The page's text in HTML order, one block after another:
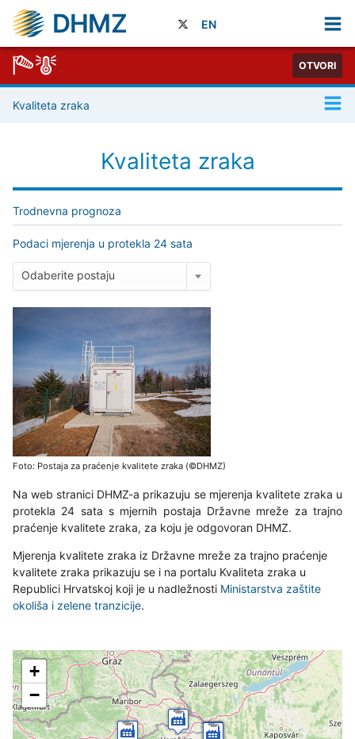
DHMZ EN
OTVORI
Kvaliteta zraka
+
−
Kvaliteta zraka
Trodnevna prognoza
Podaci mjerenja u protekla 24 sata
Odaberite postaju
Foto: Postaja za praćenje kvalitete zraka (©DHMZ)
Na web stranici DHMZ-a prikazuju se mjerenja kvalitete zraka u
protekla 24 sata s mjernih postaja Državne mreže za trajno
praćenje kvalitete zraka, za koju je odgovoran DHMZ.
Mjerenja kvalitete zraka iz Državne mreže za trajno praćenje
kvalitete zraka prikazuju se i na portalu Kvaliteta zraka u
Republici Hrvatskoj koji je u nadležnosti Ministarstva zaštite
okoliša i zelene tranzicije.